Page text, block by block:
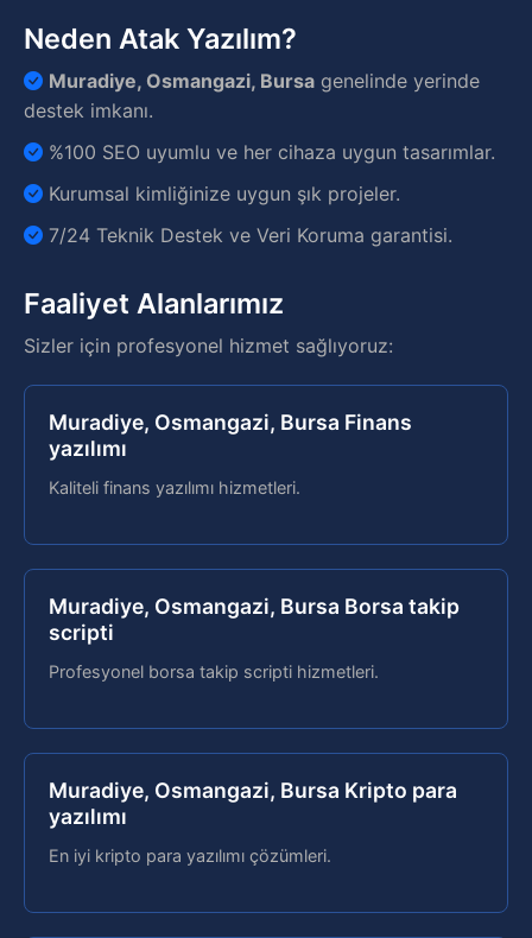
Neden Atak Yazılım?
Muradiye, Osmangazi, Bursa genelinde yerinde
destek imkanı.
%100 SEO uyumlu ve her cihaza uygun tasarımlar.
Kurumsal kimliğinize uygun şık projeler.
7/24 Teknik Destek ve Veri Koruma garantisi.
Faaliyet Alanlarımız
Sizler için profesyonel hizmet sağlıyoruz:
Muradiye, Osmangazi, Bursa Finans
yazılımı
Kaliteli finans yazılımı hizmetleri.
Muradiye, Osmangazi, Bursa Borsa takip
scripti
Profesyonel borsa takip scripti hizmetleri.
Muradiye, Osmangazi, Bursa Kripto para
yazılımı
En iyi kripto para yazılımı çözümleri.